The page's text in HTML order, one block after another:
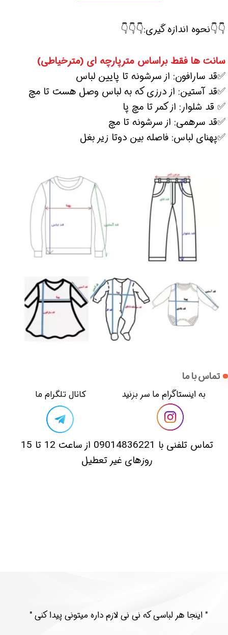
👇👇نحوه اندازه گیری:👇👇👇
سانت ها فقط براساس مترپارچه ای (مترخیاطی)
✅قد سارافون: از سرشونه تا پایین لباس
✅قد آستین: از درزی که به لباس وصل هست تا مچ
✅ قد شلوار: از کمر تا مچ پا
✅قد سرهمی: از سرشونه تا مچ
✅پهنای لباس: فاصله بین دوتا زیر بغل
تماس با ما
​​به اینستاگرام ما سر بزنید​​​​​​​
​تماس تلفنی با 09014836221 از ساعت 12 تا 15
روزهای غیر تعطیل
​کانال تلگرام ما
​​" اینجا هر لباسی که نی نی لازم داره میتونی پیدا کنی "​​​​​​​​​​​​​​